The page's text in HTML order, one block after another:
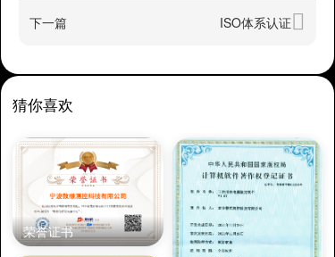
下一篇 ISO体系认证
猜你喜欢
荣誉证书